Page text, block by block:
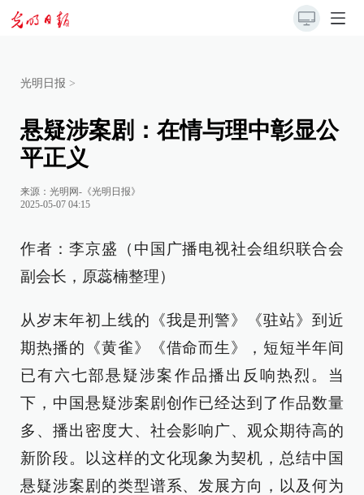
光明日报 >
悬疑涉案剧：在情与理中彰显公
平正义
来源： 光明网-《光明日报》
2025-05-07 04:15
作者：李京盛（中国广播电视社会组织联合会
副会长，原蕊楠整理）
从岁末年初上线的《我是刑警》《驻站》到近
期热播的《黄雀》《借命而生》，短短半年间
已有六七部悬疑涉案作品播出反响热烈。当
下，中国悬疑涉案剧创作已经达到了作品数量
多、播出密度大、社会影响广、观众期待高的
新阶段。以这样的文化现象为契机，总结中国
悬疑涉案剧的类型谱系、发展方向，以及何为